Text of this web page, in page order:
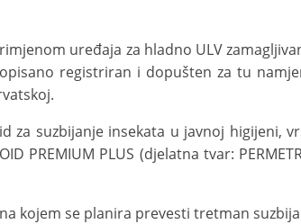
uređaja za hladno ULV
registriran i dopušten za tu
za suzbijanje insekata u javnoj higijeni,
PREMIUM PLUS (djelatna tvar:
kojem se planira prevesti tretman